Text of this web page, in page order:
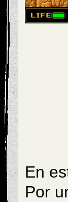
En
Por